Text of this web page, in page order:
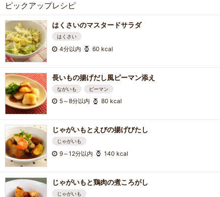
ピックアップレシピ
はくさいのマスタードサラダ
はくさい
4分以内 60 kcal
長いもの揚げだし風ピーマン添え
ながいも ピーマン
5～8分以内 80 kcal
じゃがいもとえびの揚げびたし
じゃがいも
9～12分以内 140 kcal
じゃがいもと鶏肉の煮ころがし
じゃがいも